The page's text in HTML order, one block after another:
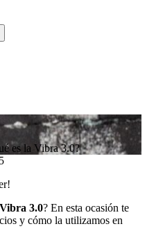
es la Vibra 3.0?
Vibra 3.0? En esta ocasión te
y cómo la utilizamos en